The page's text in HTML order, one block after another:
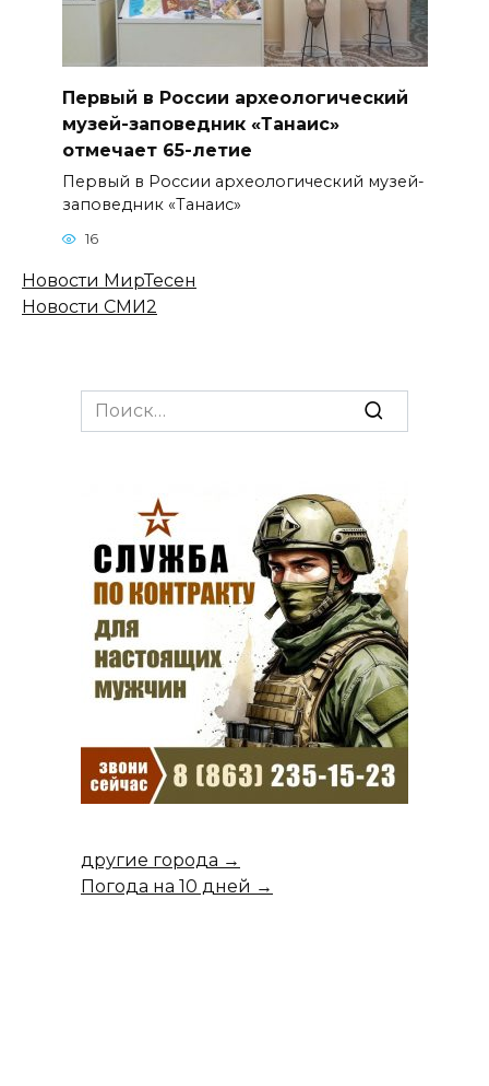
Первый в России археологический
музей-заповедник «Танаис»
отмечает 65-летие
Первый в России археологический музей-
заповедник «Танаис»
16
Новости МирТесен
Новости СМИ2
Search
for:
другие города →
Погода на 10 дней →